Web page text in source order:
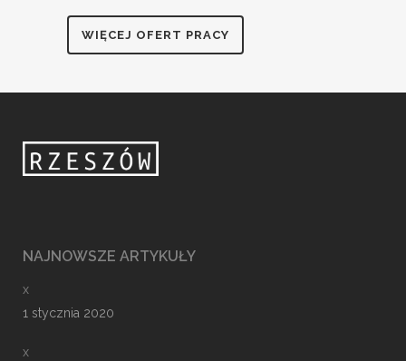
WIĘCEJ OFERT PRACY
NAJNOWSZE ARTYKUŁY
x
1 stycznia 2020
x